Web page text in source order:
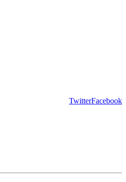
Facebook
Twitter